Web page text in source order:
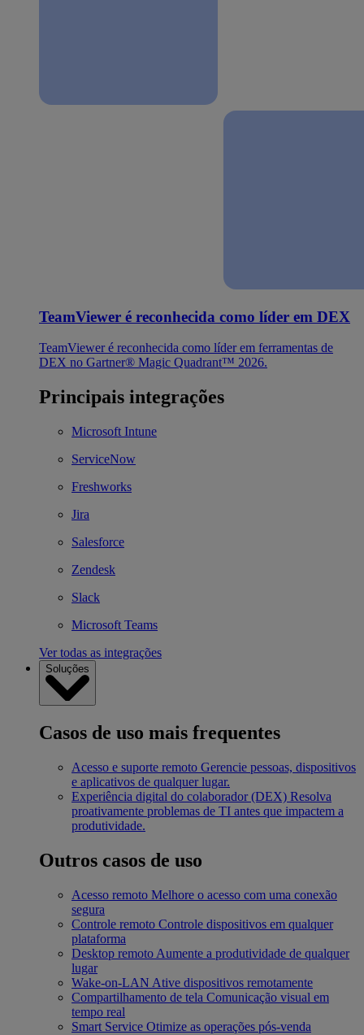
TeamViewer é reconhecida como líder em DEX
TeamViewer é reconhecida como líder em ferramentas de
DEX no Gartner® Magic Quadrant™ 2026.
Principais integrações
Microsoft Intune
ServiceNow
Freshworks
Jira
Salesforce
Zendesk
Slack
Microsoft Teams
Ver todas as integrações
Soluções
Casos de uso mais frequentes
Acesso e suporte remoto Gerencie pessoas, dispositivos
e aplicativos de qualquer lugar.
Experiência digital do colaborador (DEX) Resolva
proativamente problemas de TI antes que impactem a
produtividade.
Outros casos de uso
Acesso remoto Melhore o acesso com uma conexão
segura
Controle remoto Controle dispositivos em qualquer
plataforma
Desktop remoto Aumente a produtividade de qualquer
lugar
Wake-on-LAN Ative dispositivos remotamente
Compartilhamento de tela Comunicação visual em
tempo real
Smart Service Otimize as operações pós-venda